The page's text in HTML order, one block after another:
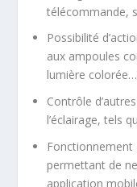
télécommande,
Possibilité
aux ampoules
lumière
Contrôle
l’éclairage, tels
Fonctionnement
permettant de
application